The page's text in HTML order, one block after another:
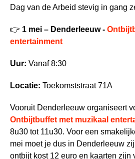
Dag van de Arbeid stevig in gang
👉 1 mei – Denderleeuw -
entertainment
Uur: Vanaf 8:30
Locatie: Toekomststraat 71A
Vooruit Denderleeuw organiseert
Ontbijtbuffet met muzikaal
8u30 tot 11u30. Voor een
mei moet je dus in Denderleeuw
ontbijt kost 12 euro en kaarten zijn